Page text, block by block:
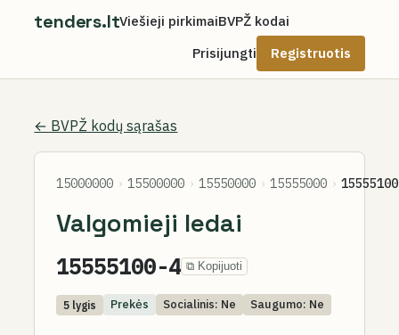
tenders.ltViešieji pirkimaiBVPŽ kodai
Prisijungti
Registruotis
← BVPŽ kodų sąrašas
15000000 › 15500000 › 15550000 › 15555000 › 15555100
Valgomieji ledai
15555100-4 ⧉ Kopijuoti
5 lygis Prekės Socialinis: Ne Saugumo: Ne